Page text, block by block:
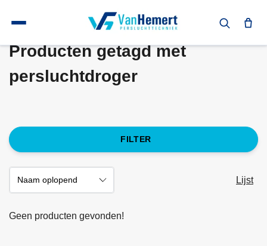
Terug naar home Tags persluchtdroger
Producten getagd met
persluchtdroger
FILTER
Lijst
Geen producten gevonden!